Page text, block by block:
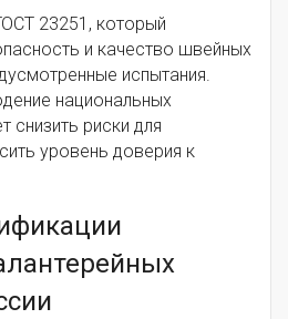
23251, который
и качество швейных
испытания.
национальных
снизить риски для
уровень доверия к